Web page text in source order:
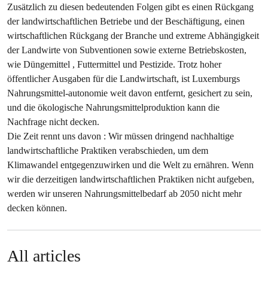
Zusätzlich zu diesen bedeutenden Folgen gibt es einen Rückgang
der landwirtschaftlichen Betriebe und der Beschäftigung, einen
wirtschaftlichen Rückgang der Branche und extreme Abhängigkeit
der Landwirte von Subventionen sowie externe Betriebskosten,
wie Düngemittel , Futtermittel und Pestizide. Trotz hoher
öffentlicher Ausgaben für die Landwirtschaft, ist Luxemburgs
Nahrungsmittel-autonomie weit davon entfernt, gesichert zu sein,
und die ökologische Nahrungsmittelproduktion kann die
Nachfrage nicht decken.
Die Zeit rennt uns davon : Wir müssen dringend nachhaltige
landwirtschaftliche Praktiken verabschieden, um dem
Klimawandel entgegenzuwirken und die Welt zu ernähren. Wenn
wir die derzeitigen landwirtschaftlichen Praktiken nicht aufgeben,
werden wir unseren Nahrungsmittelbedarf ab 2050 nicht mehr
decken können.
All articles